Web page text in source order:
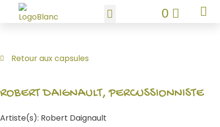
0
Retour aux capsules
ROBERT DAIGNAULT, PERCUSSIONNISTE
Artiste(s): Robert Daignault